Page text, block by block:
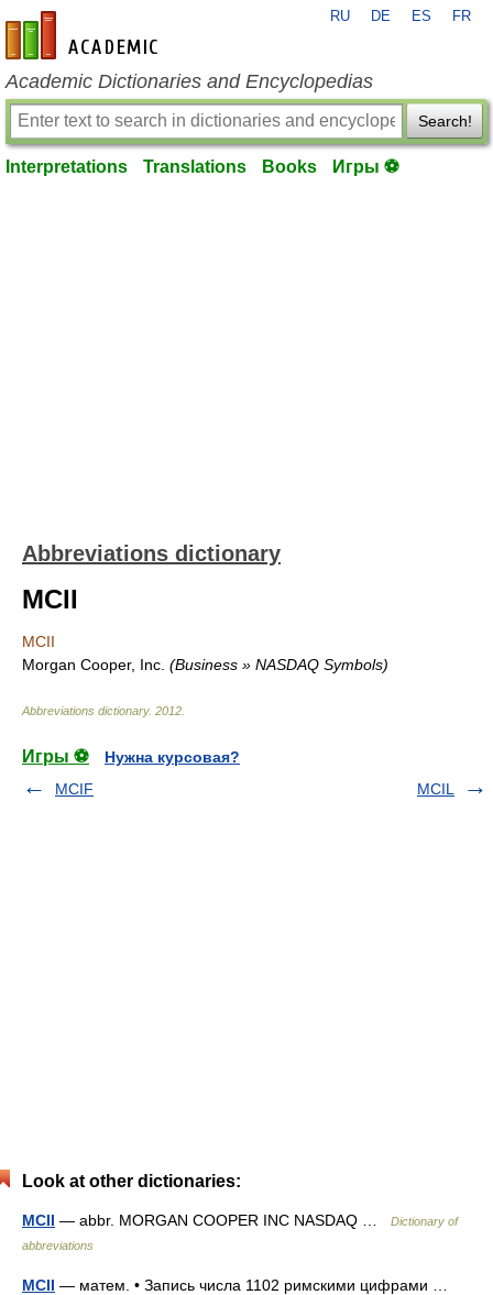
en-academic.com
RU DE ES FR
Academic Dictionaries and Encyclopedias
Search!
Interpretations Translations Books Игры ⚽
Abbreviations dictionary
MCII
MCII
Morgan Cooper, Inc. (Business » NASDAQ Symbols)
Abbreviations dictionary. 2012
Игры ⚽
Нужна курсовая?
MCIF
MCIL
Look at other dictionaries:
MCII — abbr. MORGAN COOPER INC NASDAQ …
Dictionary of
abbreviations
MCII — матем. • Запись числа 1102 римскими цифрами …